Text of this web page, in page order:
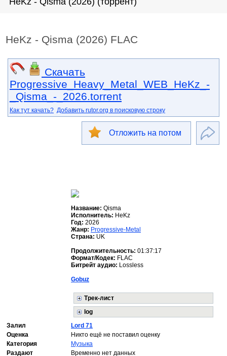
HeKz - Qisma (2026) FLAC
Скачать
Progressive_Heavy_Metal_WEB_HeKz_-
_Qisma_-_2026.torrent
Как тут качать? Добавить rutor.org в поисковую строку
Отложить на потом
Название: Qisma
Исполнитель: HeKz
Год: 2026
Жанр: Progressive-Metal
Страна: UK
Продолжительность: 01:37:17
Формат/Кодек: FLAC
Битрейт аудио: Lossless
Gobuz
Трек-лист
log
Залил
Lord 71
Оценка
Никто ещё не поставил оценку
Категория
Музыка
Раздают
Временно нет данных